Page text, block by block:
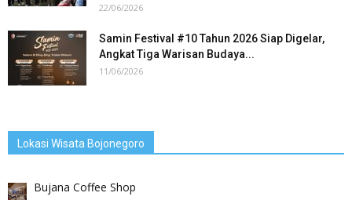
22/06/2026
Samin Festival #10 Tahun 2026 Siap Digelar,
Angkat Tiga Warisan Budaya...
11/06/2026
Lokasi Wisata Bojonegoro
Bujana Coffee Shop